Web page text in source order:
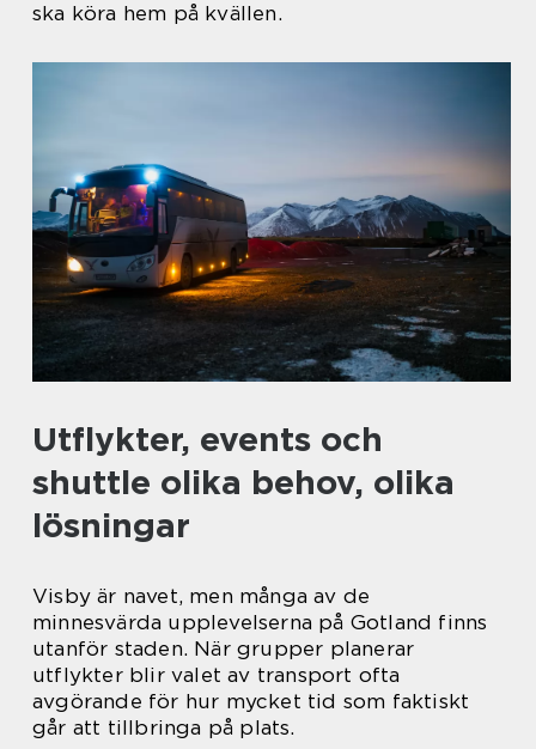
ska köra hem på kvällen.
Utflykter, events och
shuttle olika behov, olika
lösningar
Visby är navet, men många av de
minnesvärda upplevelserna på Gotland finns
utanför staden. När grupper planerar
utflykter blir valet av transport ofta
avgörande för hur mycket tid som faktiskt
går att tillbringa på plats.